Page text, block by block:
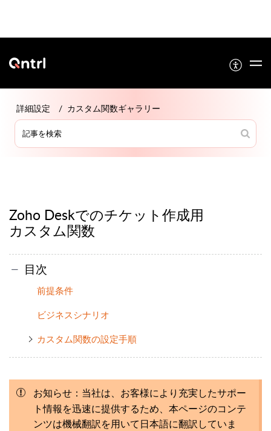
詳細設定 カスタム関数ギャラリー
Zoho Deskでのチケット作成用
カスタム関数
目次
前提条件
ビジネスシナリオ
カスタム関数の設定手順
お知らせ： 当社は、お客様により充実したサポー
ト情報を迅速に提供するため、本ページのコンテ
ンツは機械翻訳を用いて日本語に翻訳していま